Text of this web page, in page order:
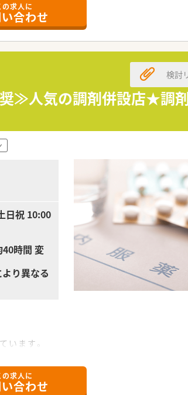
でき、カウンセリング力を身につけられる
勉強できます。
います。
品開発等
あるので、ライフワークバランスが充実
の求人に
合わせ
奨≫人気の調剤併設店★調
検討
日祝 10:00
40時間 変
り異なる
います。
強みです。
しています。
の求人に
合わせ